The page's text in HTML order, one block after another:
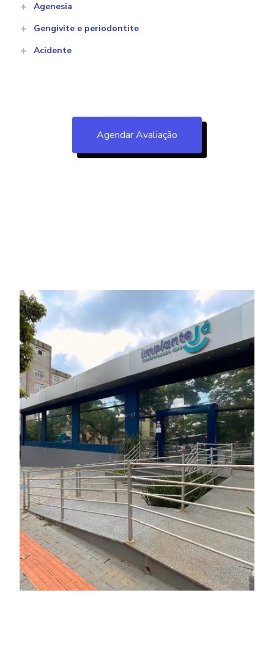
Agenesia
Gengivite e periodontite
Acidente
Agendar Avaliação